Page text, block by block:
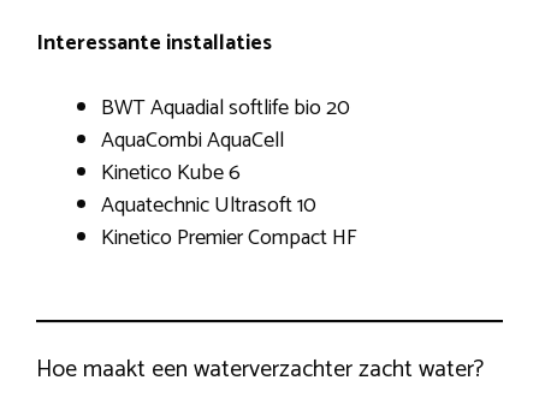
Interessante installaties
BWT Aquadial softlife bio 20
AquaCombi AquaCell
Kinetico Kube 6
Aquatechnic Ultrasoft 10
Kinetico Premier Compact HF
Hoe maakt een waterverzachter zacht water?